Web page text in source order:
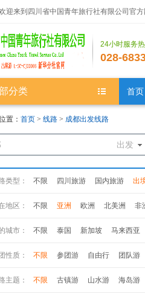
迎来到四川省中国青年旅行社有限公司官方
24小时服务
028-
分类 首页
置： 首页 > 线路 > 成都出发线路
出发
类型： 不限 四川旅游 国内旅游 出
地区： 不限 亚洲 欧洲 北美洲 非
城市： 不限 泰国 新加坡 马来西亚
性质： 不限 参团游 自由行 团队游
主题： 不限 古镇游 山水游 海岛游